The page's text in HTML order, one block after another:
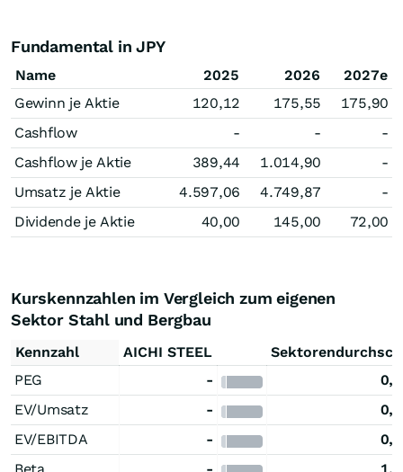
Fundamental in JPY
Name 2025 2026
2027e
Gewinn je Aktie
120,12 175,55
175,90
Cashflow
- -
-
Cashflow je Aktie
389,44 1.014,90
-
Umsatz je Aktie
4.597,06 4.749,87
-
Dividende je Aktie
40,00 145,00 72,00
Kurskennzahlen im Vergleich zum eigenen
Sektor Stahl und Bergbau
Kennzahl AICHI STEEL
PEG
-
EV/Umsatz
-
EV/EBITDA
-